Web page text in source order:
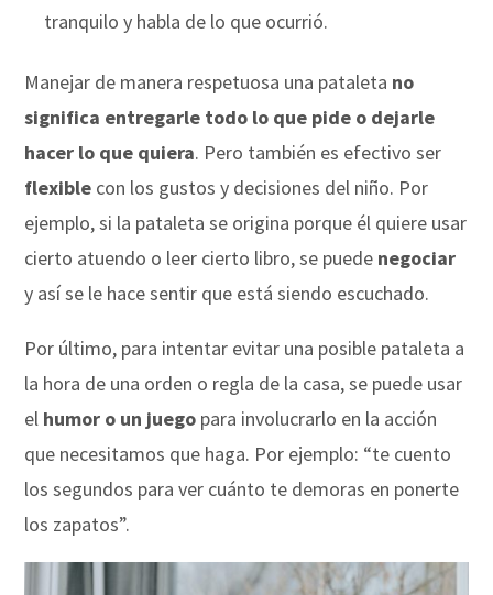
tranquilo y habla de lo que ocurrió.
Manejar de manera respetuosa una pataleta no
significa entregarle todo lo que pide o dejarle
hacer lo que quiera. Pero también es efectivo ser
flexible con los gustos y decisiones del niño. Por
ejemplo, si la pataleta se origina porque él quiere usar
cierto atuendo o leer cierto libro, se puede negociar
y así se le hace sentir que está siendo escuchado.
Por último, para intentar evitar una posible pataleta a
la hora de una orden o regla de la casa, se puede usar
el humor o un juego para involucrarlo en la acción
que necesitamos que haga. Por ejemplo: “te cuento
los segundos para ver cuánto te demoras en ponerte
los zapatos”.